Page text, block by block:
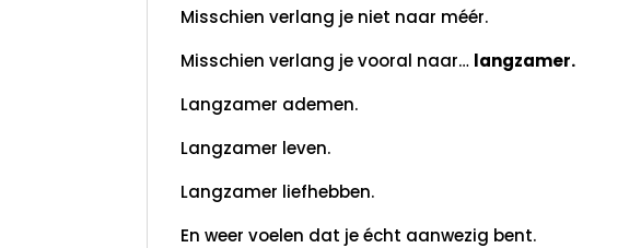
Misschien verlang je niet naar méér.
Misschien verlang je vooral naar… langzamer.
Langzamer ademen.
Langzamer leven.
Langzamer liefhebben.
En weer voelen dat je écht aanwezig bent.